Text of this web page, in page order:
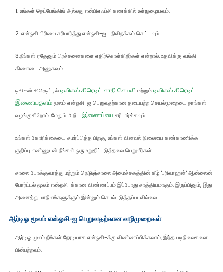
1. உங்கள் நெட்பேங்கிங் அல்லது என்பிஎஃப்சி கணக்கில் உள்நுழையவும்.
2. என்ஓசி பிரிவை சரிபார்த்து என்ஓசி-ஐ பதிவிறக்கம் செய்யவும்.
3.நீங்கள் ஏதேனும் பிரச்சனைகளை எதிர்கொள்கிறீர்கள் என்றால், உதவிக்கு வங்கி
கிளையை அணுகவும்.
டிவிஎஸ் கிரெடிட்டில்டிவிஎஸ் கிரெடிட் சாதி செயலிமற்றும்டிவிஎஸ் கிரெடிட்
இணையதளம்மூலம் என்ஓசி-ஐ பெறுவதற்கான தடையற்ற செயல்முறையை நாங்கள்
வழங்குகிறோம். மேலும் அறிய இணைப்பை சரிபார்க்கவும்.
உங்கள் கோரிக்கையை சமர்ப்பித்த பிறகு, உங்கள் வினவல் நிலையை கண்காணிக்க
குறிப்பு எண்ணுடன் நீங்கள் ஒரு உறுதிப்படுத்தலை பெறுவீர்கள்.
சாலை போக்குவரத்து மற்றும் நெடுஞ்சாலை அமைச்சகத்தின் கீழ் 'பரிவாஹன்' ஆன்லைன்
போர்ட்டல் மூலம் என்ஓசி-க்கான விண்ணப்பம் இப்போது சாத்தியமாகும். இருப்பினும், இது
அனைத்து மாநிலங்களுக்கும் இன்னும் செயல்படுத்தப்படவில்லை.
ஆர்டிஓ மூலம் என்ஓசி-ஐ பெறுவதற்கான வழிமுறைகள்
ஆர்டிஓ மூலம் நீங்கள் நேரடியாக என்ஓசி-க்கு விண்ணப்பிக்கலாம், இந்த படிநிலைகளை
பின்பற்றவும்: